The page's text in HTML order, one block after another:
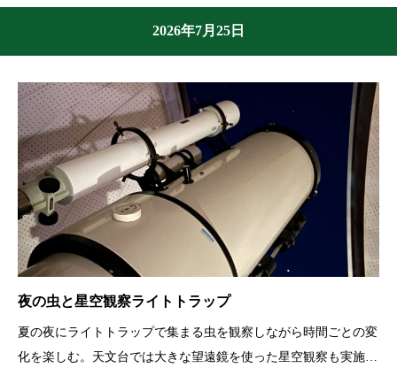
2026年7月25日
夜の虫と星空観察ライトトラップ
夏の夜にライトトラップで集まる虫を観察しながら時間ごとの変
化を楽しむ。天文台では大きな望遠鏡を使った星空観察も実施。